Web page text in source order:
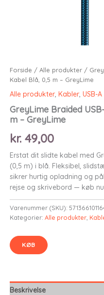
Forside / Alle produkter /
Kabel Blå, 0,5 m – GreyLime
Alle produkter, Kabler, USB-
GreyLime Braided
m – GreyLime
kr. 49,00
Erstat dit slidte kabel med
(0,5 m) i blå. Fleksibel,
sikrer hurtig opladning og
rejse og skrivebord — køb
Varenummer (SKU):
Kategorier: Alle produkter
KØB
Beskrivelse